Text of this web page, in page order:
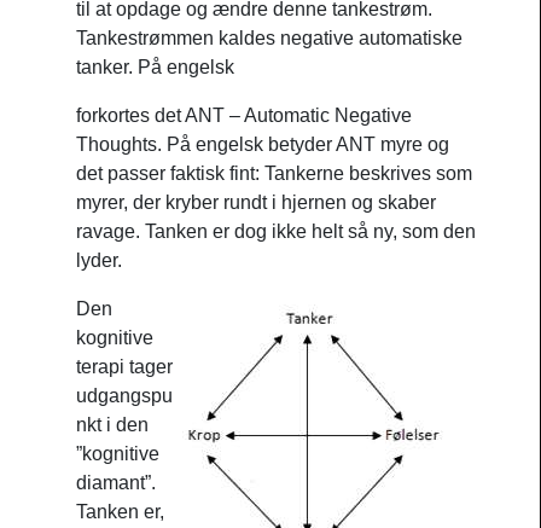
til at opdage og ændre denne tankestrøm.
Tankestrømmen kaldes negative automatiske
tanker. På engelsk
forkortes det ANT – Automatic Negative
Thoughts. På engelsk betyder ANT myre og
det passer faktisk fint: Tankerne beskrives som
myrer, der kryber rundt i hjernen og skaber
ravage. Tanken er dog ikke helt så ny, som den
lyder.
Den
kognitive
terapi tager
udgangspu
nkt i den
”kognitive
diamant”.
Tanken er,